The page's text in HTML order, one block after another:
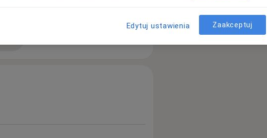
Edytuj ustawienia Zaakceptuj